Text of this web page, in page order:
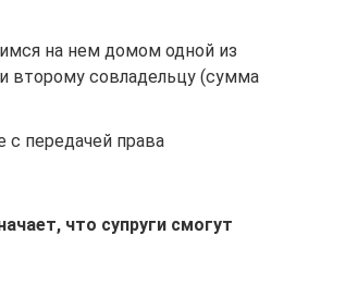
на нем домом одной из
второму совладельцу (сумма
передачей права
что супруги смогут